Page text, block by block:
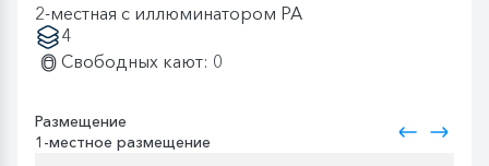
2-местная с иллюминатором PA
4
Свободных кают: 0
Размещение
1-местное размещение